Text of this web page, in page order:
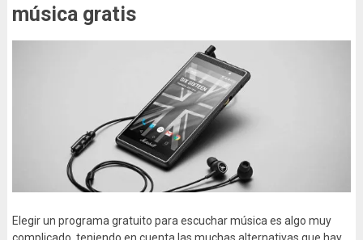
música gratis
Elegir un programa gratuito para escuchar música es algo muy
complicado, teniendo en cuenta las muchas alternativas que hay